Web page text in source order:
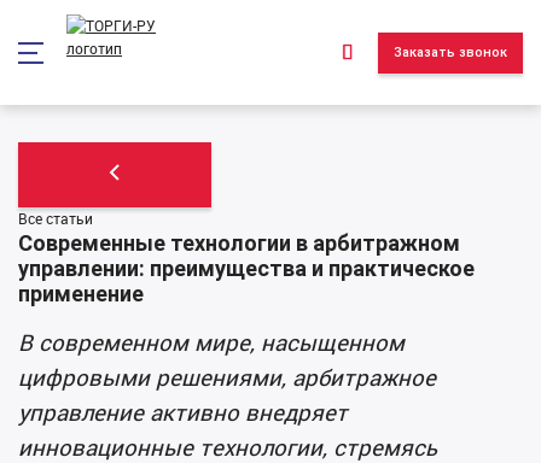
Заказать звонок
Все статьи
Современные технологии в арбитражном
управлении: преимущества и практическое
применение
В современном мире, насыщенном
цифровыми решениями, арбитражное
управление активно внедряет
инновационные технологии, стремясь